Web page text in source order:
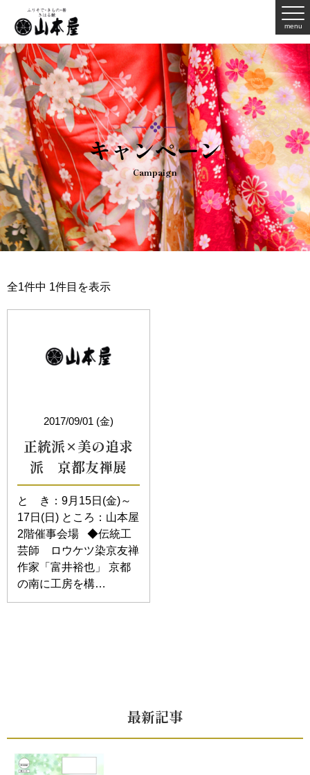
menu
キャンペーン
Campaign
全1件中 1件目を表示
2017/09/01 (金)
正統派×美の追求
派 京都友禅展
と き：9月15日(金)～
17日(日) ところ：山本屋
2階催事会場 ◆伝統工
芸師 ロウケツ染京友禅
作家「富井裕也」 京都
の南に工房を構…
最新記事